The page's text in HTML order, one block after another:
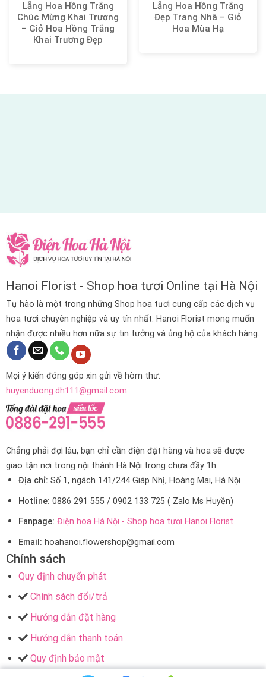
Lẵng Hoa Hồng Trắng
Chúc Mừng Khai Trương
– Giỏ Hoa Hồng Trắng
Khai Trương Đẹp
Lẵng Hoa Hồng Trắng
Đẹp Trang Nhã – Giỏ
Hoa Mùa Hạ
Hanoi Florist - Shop hoa tươi Online tại Hà Nội
Tự hào là một trong những Shop hoa tươi cung cấp các dịch vụ
hoa tươi chuyên nghiệp và uy tín nhất. Hanoi Florist mong muốn
nhận được nhiều hơn nữa sự tin tưởng và ủng hộ của khách hàng.
Mọi ý kiến đóng góp xin gửi về hòm thư:
huyenduong.dh111@gmail.com
Chẳng phải đợi lâu, bạn chỉ cần điện đặt hàng và hoa sẽ được
giao tận nơi trong nội thành Hà Nội trong chưa đầy 1h.
Địa chỉ: Số 1, ngách 141/244 Giáp Nhị, Hoàng Mai, Hà Nội
Hotline: 0886 291 555 / 0902 133 725 ( Zalo Ms Huyền)
Fanpage: Điện hoa Hà Nội - Shop hoa tươi Hanoi Florist
Email: hoahanoi.flowershop@gmail.com
Chính sách
Quy định chuyển phát
Chính sách đổi/trả
Hướng dẫn đặt hàng
Hướng dẫn thanh toán
Quy định bảo mật